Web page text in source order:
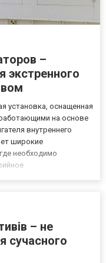
–
экстренного
установка, оснащенная
на основе
внутреннего
широкие
необходимо
– не
сучасного